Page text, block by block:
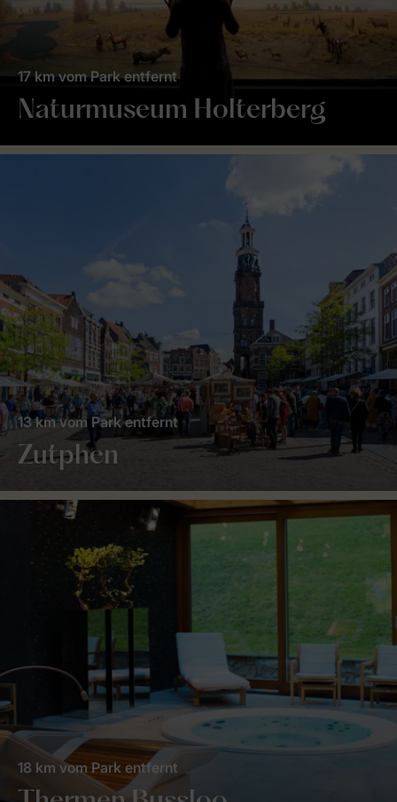
Naturmuseum Holterberg
17 km vom Park entfernt
Zutphen
13 km vom Park entfernt
18 km vom Park entfernt